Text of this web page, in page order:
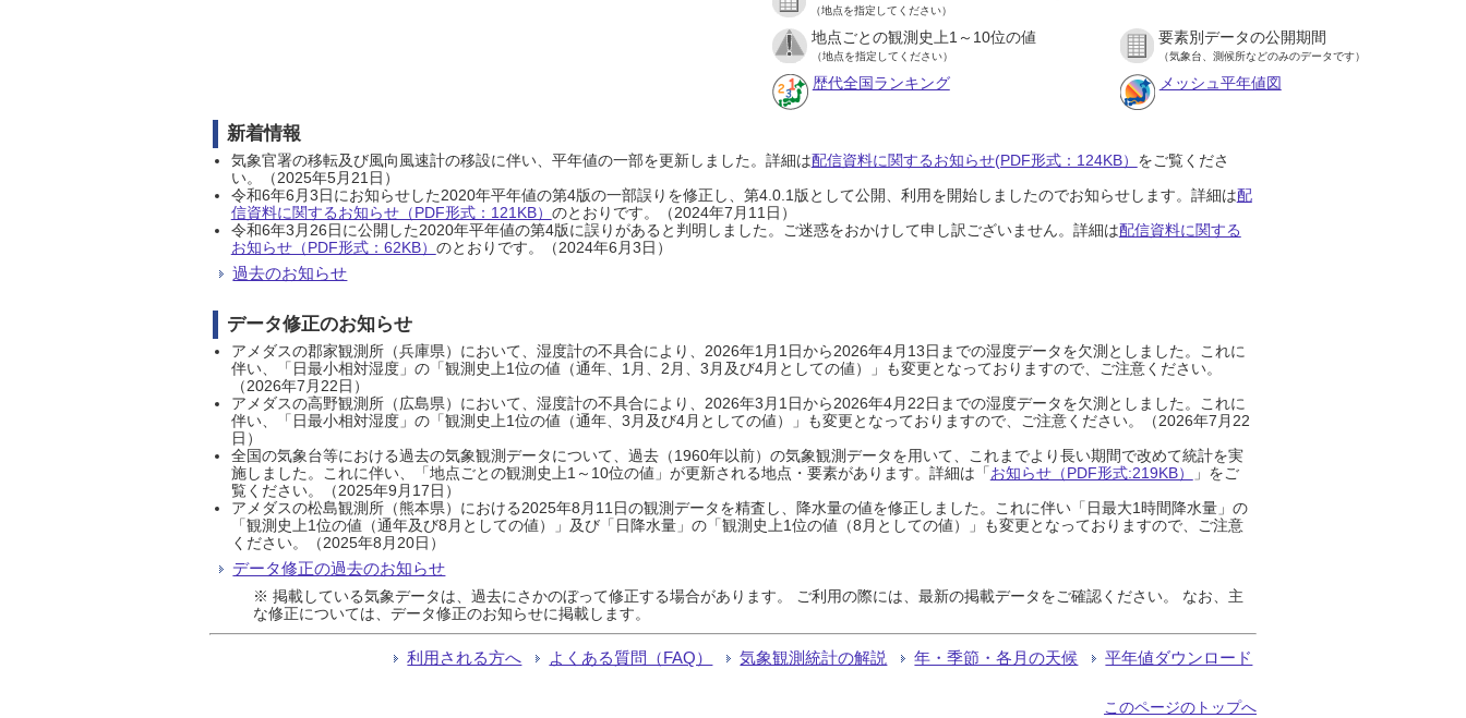
（地点を指定してください）
地点ごとの観測史上1～10位の値
（地点を指定してください）
要素別データの公開期間
（気象台、測候所などのみのデータです）
歴代全国ランキング メッシュ平年値図
新着情報
気象官署の移転及び風向風速計の移設に伴い、平年値の一部を更新しました。詳細は配信資料に関するお知らせ(PDF形式：124KB） をご覧くださ
い。（2025年5月21日）
令和6年6月3日にお知らせした2020年平年値の第4版の一部誤りを修正し、第4.0.1版として公開、利用を開始しましたのでお知らせします。詳細は配
信資料に関するお知らせ（PDF形式：121KB） のとおりです。（2024年7月11日）
令和6年3月26日に公開した2020年平年値の第4版に誤りがあると判明しました。ご迷惑をおかけして申し訳ございません。詳細は配信資料に関する
お知らせ（PDF形式：62KB） のとおりです。（2024年6月3日）
過去のお知らせ
データ修正のお知らせ
アメダスの郡家観測所（兵庫県）において、湿度計の不具合により、2026年1月1日から2026年4月13日までの湿度データを欠測としました。これに
伴い、「日最小相対湿度」の「観測史上1位の値（通年、1月、2月、3月及び4月としての値）」も変更となっておりますので、ご注意ください。
（2026年7月22日）
アメダスの高野観測所（広島県）において、湿度計の不具合により、2026年3月1日から2026年4月22日までの湿度データを欠測としました。これに
伴い、「日最小相対湿度」の「観測史上1位の値（通年、3月及び4月としての値）」も変更となっておりますので、ご注意ください。（2026年7月22
日）
全国の気象台等における過去の気象観測データについて、過去（1960年以前）の気象観測データを用いて、これまでより長い期間で改めて統計を実
施しました。これに伴い、「地点ごとの観測史上1～10位の値」が更新される地点・要素があります。詳細は「お知らせ（PDF形式:219KB）
」をご
覧ください。（2025年9月17日）
アメダスの松島観測所（熊本県）における2025年8月11日の観測データを精査し、降水量の値を修正しました。これに伴い「日最大1時間降水量」の
「観測史上1位の値（通年及び8月としての値）」及び「日降水量」の「観測史上1位の値（8月としての値）」も変更となっておりますので、ご注意
ください。（2025年8月20日）
データ修正の過去のお知らせ
※ 掲載している気象データは、過去にさかのぼって修正する場合があります。 ご利用の際には、最新の掲載データをご確認ください。 なお、主
な修正については、データ修正のお知らせに掲載します。
利用される方へ よくある質問（FAQ） 気象観測統計の解説 年・季節・各月の天候 平年値ダウンロード
このページのトップへ